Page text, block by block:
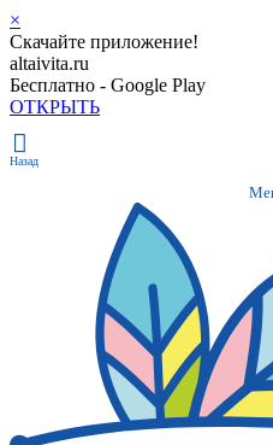
×
Скачайте приложение!
altaivita.ru
Бесплатно - Google Play
ОТКРЫТЬ
Назад